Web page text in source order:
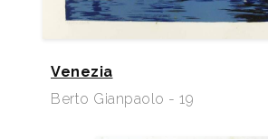
Venezia
Berto Gianpaolo - 19